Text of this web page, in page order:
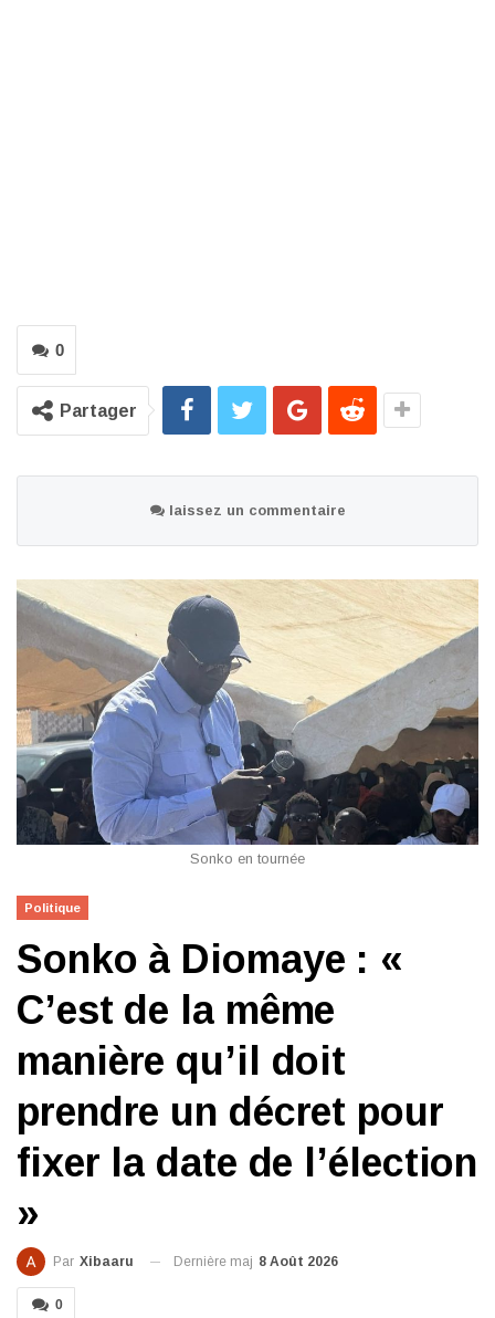
0
Partager
laissez un commentaire
Sonko en tournée
Politique
Sonko à Diomaye : «
C’est de la même
manière qu’il doit
prendre un décret pour
fixer la date de l’élection
»
Par Xibaaru Dernière maj 8 Août 2026
0